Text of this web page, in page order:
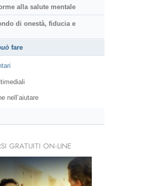
alla salute mentale
di onestà, fiducia e
fare
nell’aiutare
GRATUITI ON-LINE